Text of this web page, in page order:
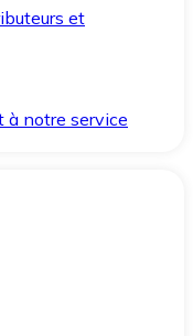
et
à notre service